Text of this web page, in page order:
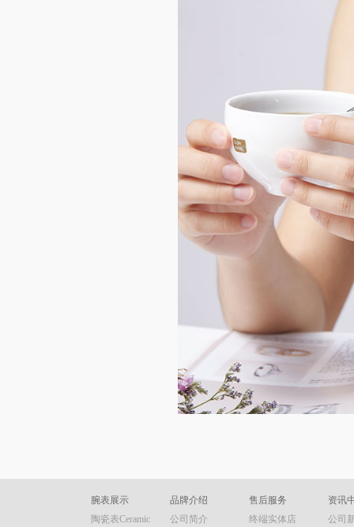
腕表展示
陶瓷表Ceramic
品牌介绍
公司简介
售后服务
终端实体店
资讯
公司